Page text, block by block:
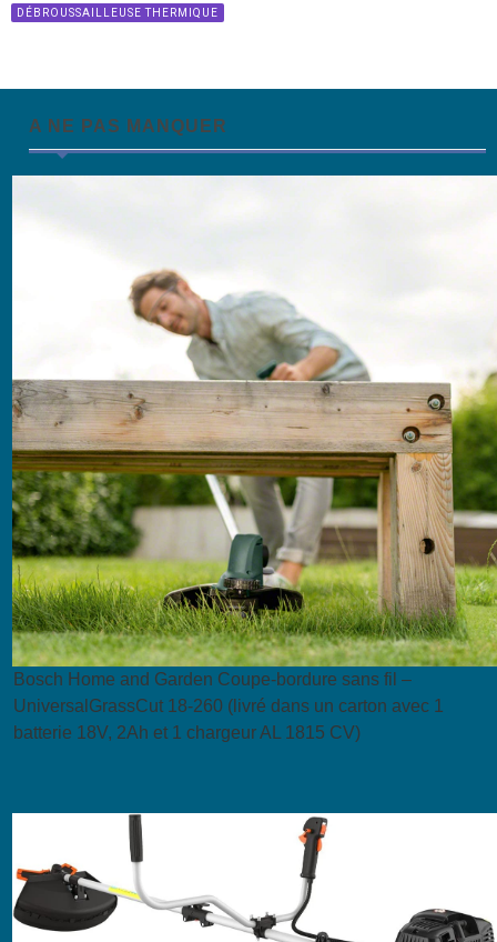
DÉBROUSSAILLEUSE THERMIQUE
A NE PAS MANQUER
Bosch Home and Garden Coupe-bordure sans fil –
UniversalGrassCut 18-260 (livré dans un carton avec 1
batterie 18V, 2Ah et 1 chargeur AL 1815 CV)